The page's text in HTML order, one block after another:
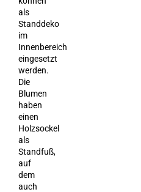
als
Standdeko
im
Innenbereich
eingesetzt
werden.
Die
Blumen
haben
einen
Holzsockel
als
Standfuß,
auf
dem
auch